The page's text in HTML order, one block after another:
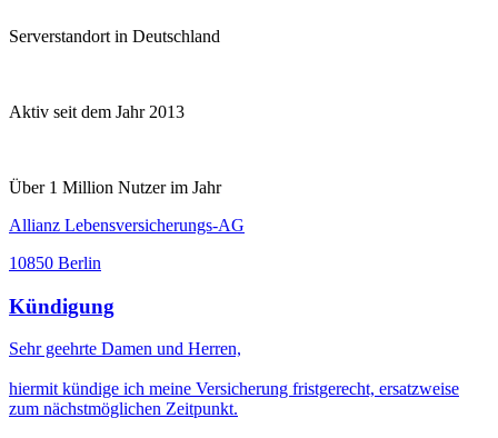
Serverstandort in Deutschland
Aktiv seit dem Jahr 2013
Über 1 Million Nutzer im Jahr
Allianz Lebensversicherungs-AG
10850 Berlin
Kündigung
Sehr geehrte Damen und Herren,
hiermit kündige ich meine Versicherung fristgerecht, ersatzweise
zum nächstmöglichen Zeitpunkt.